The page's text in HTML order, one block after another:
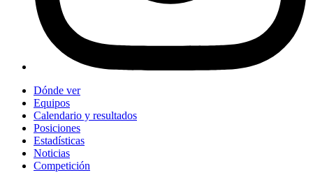
Dónde ver
Equipos
Calendario y resultados
Posiciones
Estadísticas
Noticias
Competición